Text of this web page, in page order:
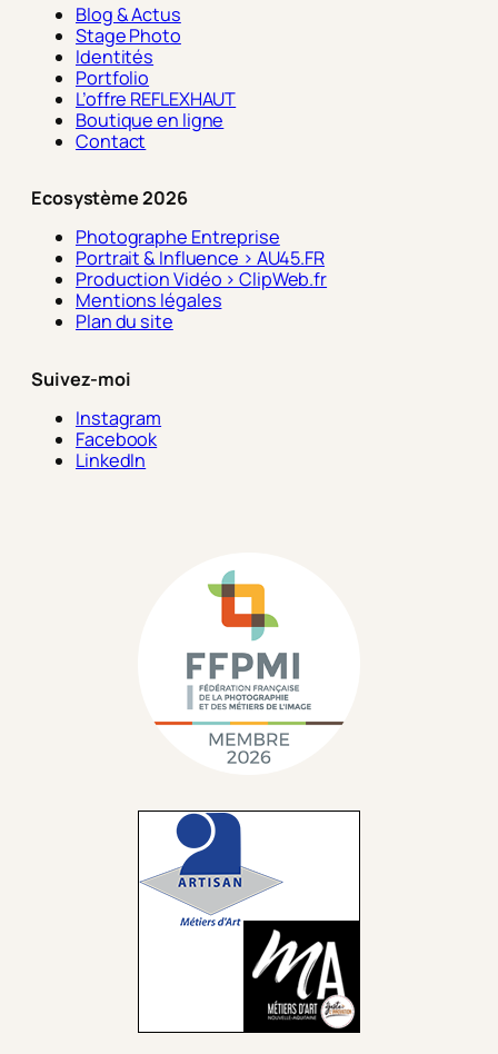
Blog & Actus
Stage Photo
Identités
Portfolio
L’offre REFLEXHAUT
Boutique en ligne
Contact
Ecosystème 2026
Photographe Entreprise
Portrait & Influence > AU45.FR
Production Vidéo > ClipWeb.fr
Mentions légales
Plan du site
Suivez-moi
Instagram
Facebook
LinkedIn